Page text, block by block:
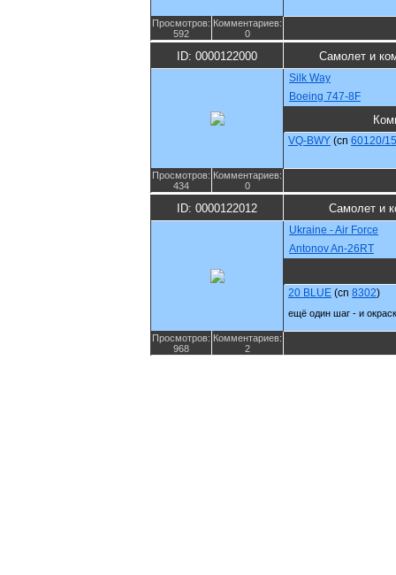
Просмотров:
592
Комментариев:
0
ID: 0000122000 Самолет и
Silk Way
Boeing 747-8F
VQ-BWY (cn 60120/
Просмотров:
434
Комментариев:
0
ID: 0000122012 Самолет и
Ukraine - Air Force
Antonov An-26RT
20 BLUE (cn 8302)
ещё один шаг - и
Просмотров:
968
Комментариев:
2